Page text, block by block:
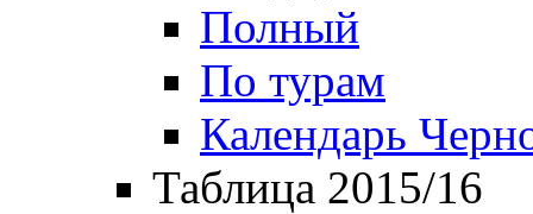
Полный
По турам
Календарь
Таблица 2015/16